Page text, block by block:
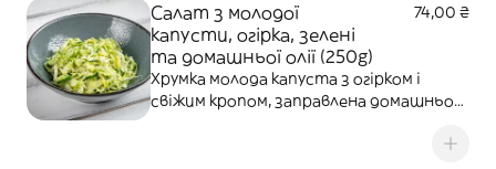
Салат з молодої
капусти, огірка, зелені
та домашньої олії (250g)
74,00 ₴
Хрумка молода капуста з огірком і
свіжим кропом, заправлена домашньою